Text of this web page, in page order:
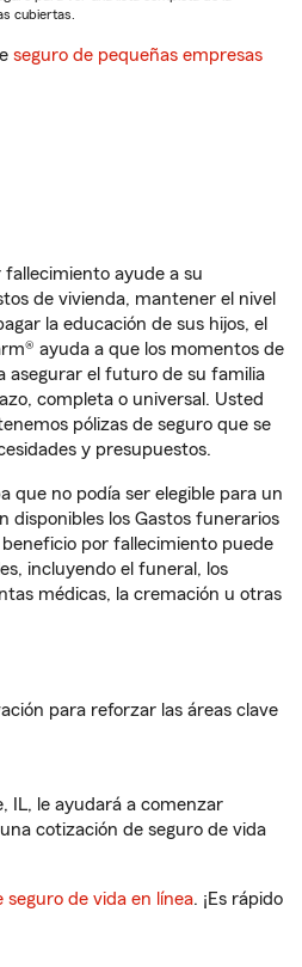
cubiertas.
seguro de pequeñas empresas
fallecimiento ayude a su
de vivienda, mantener el nivel
la educación de sus hijos, el
ayuda a que los momentos de
asegurar el futuro de su familia
completa o universal. Usted
pólizas de seguro que se
y presupuestos.
que no podía ser elegible para un
disponibles los Gastos funerarios
por fallecimiento puede
incluyendo el funeral, los
médicas, la cremación u otras
para reforzar las áreas clave
IL, le ayudará a comenzar
cotización de seguro de vida
seguro de vida en línea. ¡Es rápido